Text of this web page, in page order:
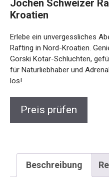
Jochen Schweizer
Kroatien
Erlebe ein unvergessliches
Rafting in Nord-Kroatien.
Gorski Kotar-Schluchten,
für Naturliebhaber und
los!
Preis prüfen
Beschreibung